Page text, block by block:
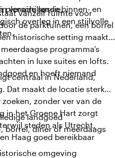
verschillende binnen- en
plenaire sessie,
overleg in een stijlvolle
vanzelf ruimte voor
de parktuinen, een borrel
historische setting maakt
programma’s
in luxe suites en lofts.
en hoeft niemand
centraal in Nederland,
Dat maakt de locatie sterk
zonder ver van de
in het Groene Hart zorgt
steden als Utrecht,
Haag goed bereikbaar
landgoed
borrel, diner of meerdaags
omgeving